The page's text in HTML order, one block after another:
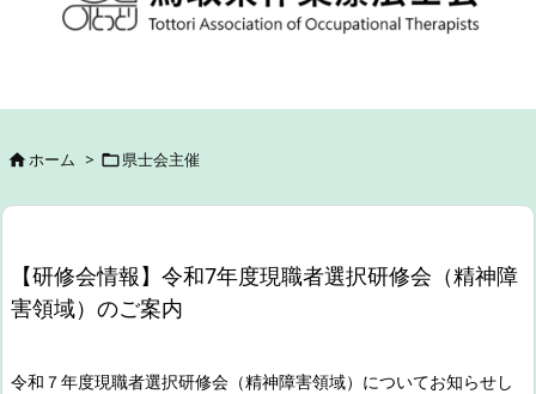

ホーム > 県士会主催
【研修会情報】令和7年度現職者選択研修会（精神障
害領域）のご案内
令和７年度現職者選択研修会（精神障害領域）についてお知らせし